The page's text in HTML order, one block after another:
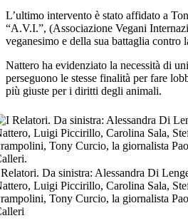
L’ultimo intervento è stato affidato a
“A.V.I.”, (Associazione Vegani
veganesimo e della sua battaglia contro
Nattero ha evidenziato la necessità di
perseguono le stesse finalità per fare
più giuste per i diritti degli animali.
Da sinistra: Alessandra Di
Luigi Piccirillo, Carolina Sala,
Tony Curcio, la giornalista